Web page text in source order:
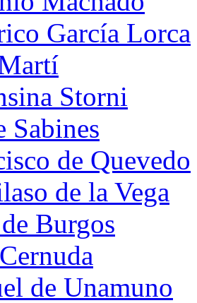
García Lorca
Storni
Sabines
de Quevedo
de la Vega
Burgos
de Unamuno